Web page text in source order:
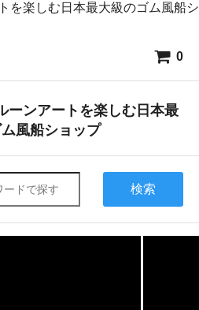
を楽しむ日本最大級のゴム風船シ
0
ーンアートを楽しむ日本最
風船ショップ
検索